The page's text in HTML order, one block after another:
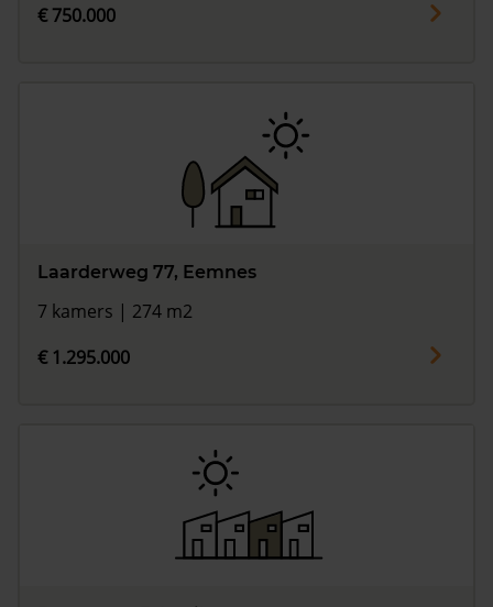
€ 750.000
Laarderweg 77, Eemnes
7 kamers | 274 m2
€ 1.295.000